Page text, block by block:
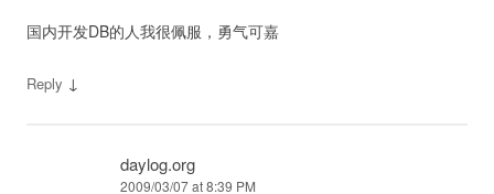
国内开发DB的人我很佩服，勇气可嘉
Reply ↓
daylog.org
2009/03/07 at 8:39 PM